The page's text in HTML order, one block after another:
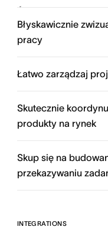
kim współpracuje.
aby przechowywać
Błyskawicznie
pracy
Łatwo zarządzaj
Synchronizuj
Skutecznie
produkty na rynek
Skup się na
przekazywaniu
INTEGRATIONS